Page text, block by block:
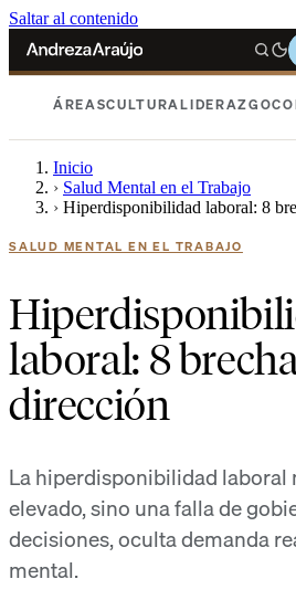
Saltar al contenido
ÁREASCULTURALIDERAZGO
Inicio
› Salud Mental en el Trabajo
› Hiperdisponibilidad laboral: 8
SALUD MENTAL EN EL TRABAJO
laboral: 8
dirección
La hiperdisponibilidad laboral
elevado, sino una falla de
decisiones, oculta demanda
mental.